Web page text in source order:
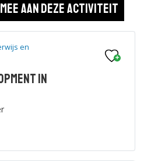
aan deze activiteit
en
in